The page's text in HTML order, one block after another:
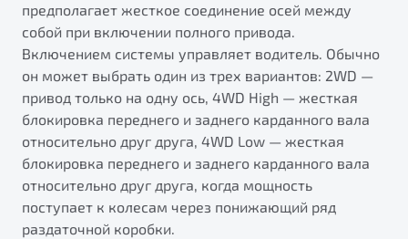
предполагает жесткое соединение осей между
собой при включении полного привода.
Включением системы управляет водитель. Обычно
он может выбрать один из трех вариантов: 2WD —
привод только на одну ось, 4WD High — жесткая
блокировка переднего и заднего карданного вала
относительно друг друга, 4WD Low — жесткая
блокировка переднего и заднего карданного вала
относительно друг друга, когда мощность
поступает к колесам через понижающий ряд
раздаточной коробки.